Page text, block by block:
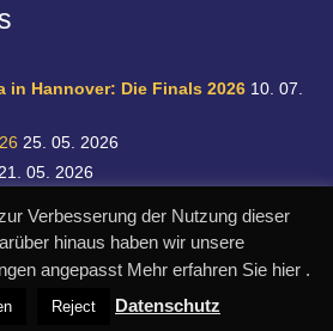
in Hannover: Die Finals 2026 10. 07.
25. 05. 2026
21. 05. 2026
Damen
28. 04. 2026
Verbesserung der Nutzung dieser
hinaus haben wir unsere
angepasst Mehr erfahren Sie hier .
Reject Datenschutz